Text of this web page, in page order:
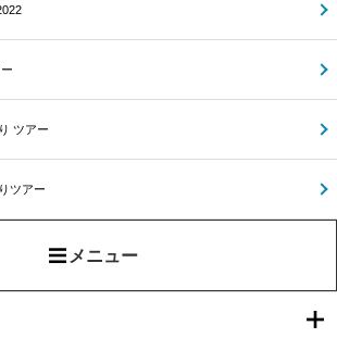
ツアー
ツアー
メニュー